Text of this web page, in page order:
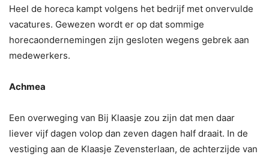
Heel de horeca kampt volgens het bedrijf met onvervulde
vacatures. Gewezen wordt er op dat sommige
horecaondernemingen zijn gesloten wegens gebrek aan
medewerkers.
Achmea
Een overweging van Bij Klaasje zou zijn dat men daar
liever vijf dagen volop dan zeven dagen half draait. In de
vestiging aan de Klaasje Zevensterlaan, de achterzijde van